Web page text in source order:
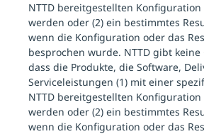
NTTD bereitgestellten
werden oder (2) ein bestimmtes
wenn die Konfiguration oder das
besprochen wurde. NTTD gibt
dass die Produkte, die Software,
Serviceleistungen (1) mit einer
NTTD bereitgestellten
werden oder (2) ein bestimmtes
wenn die Konfiguration oder das